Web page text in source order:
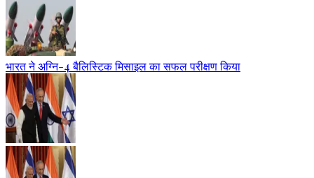
भारत ने अग्नि-4 बैलिस्टिक मिसाइल का सफल परीक्षण किया